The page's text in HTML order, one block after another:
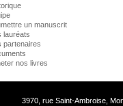
un manuscrit
lauréats
partenaires
nos livres
3970, rue Saint-Ambroise,